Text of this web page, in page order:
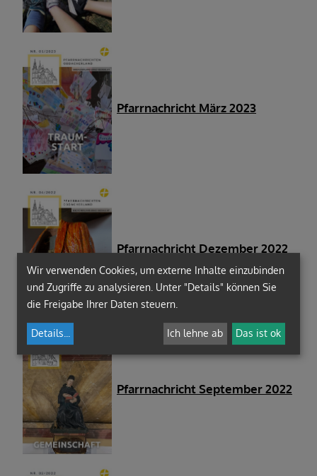
Pfarrnachricht März 2023
Pfarrnachricht Dezember 2022
Pfarrnachricht September 2022
Wir verwenden Cookies, um externe Inhalte einzubinden
und Zugriffe zu analysieren. Unter "Details" können Sie
die Freigabe Ihrer Daten steuern.
Details Ich lehne ab Das ist ok